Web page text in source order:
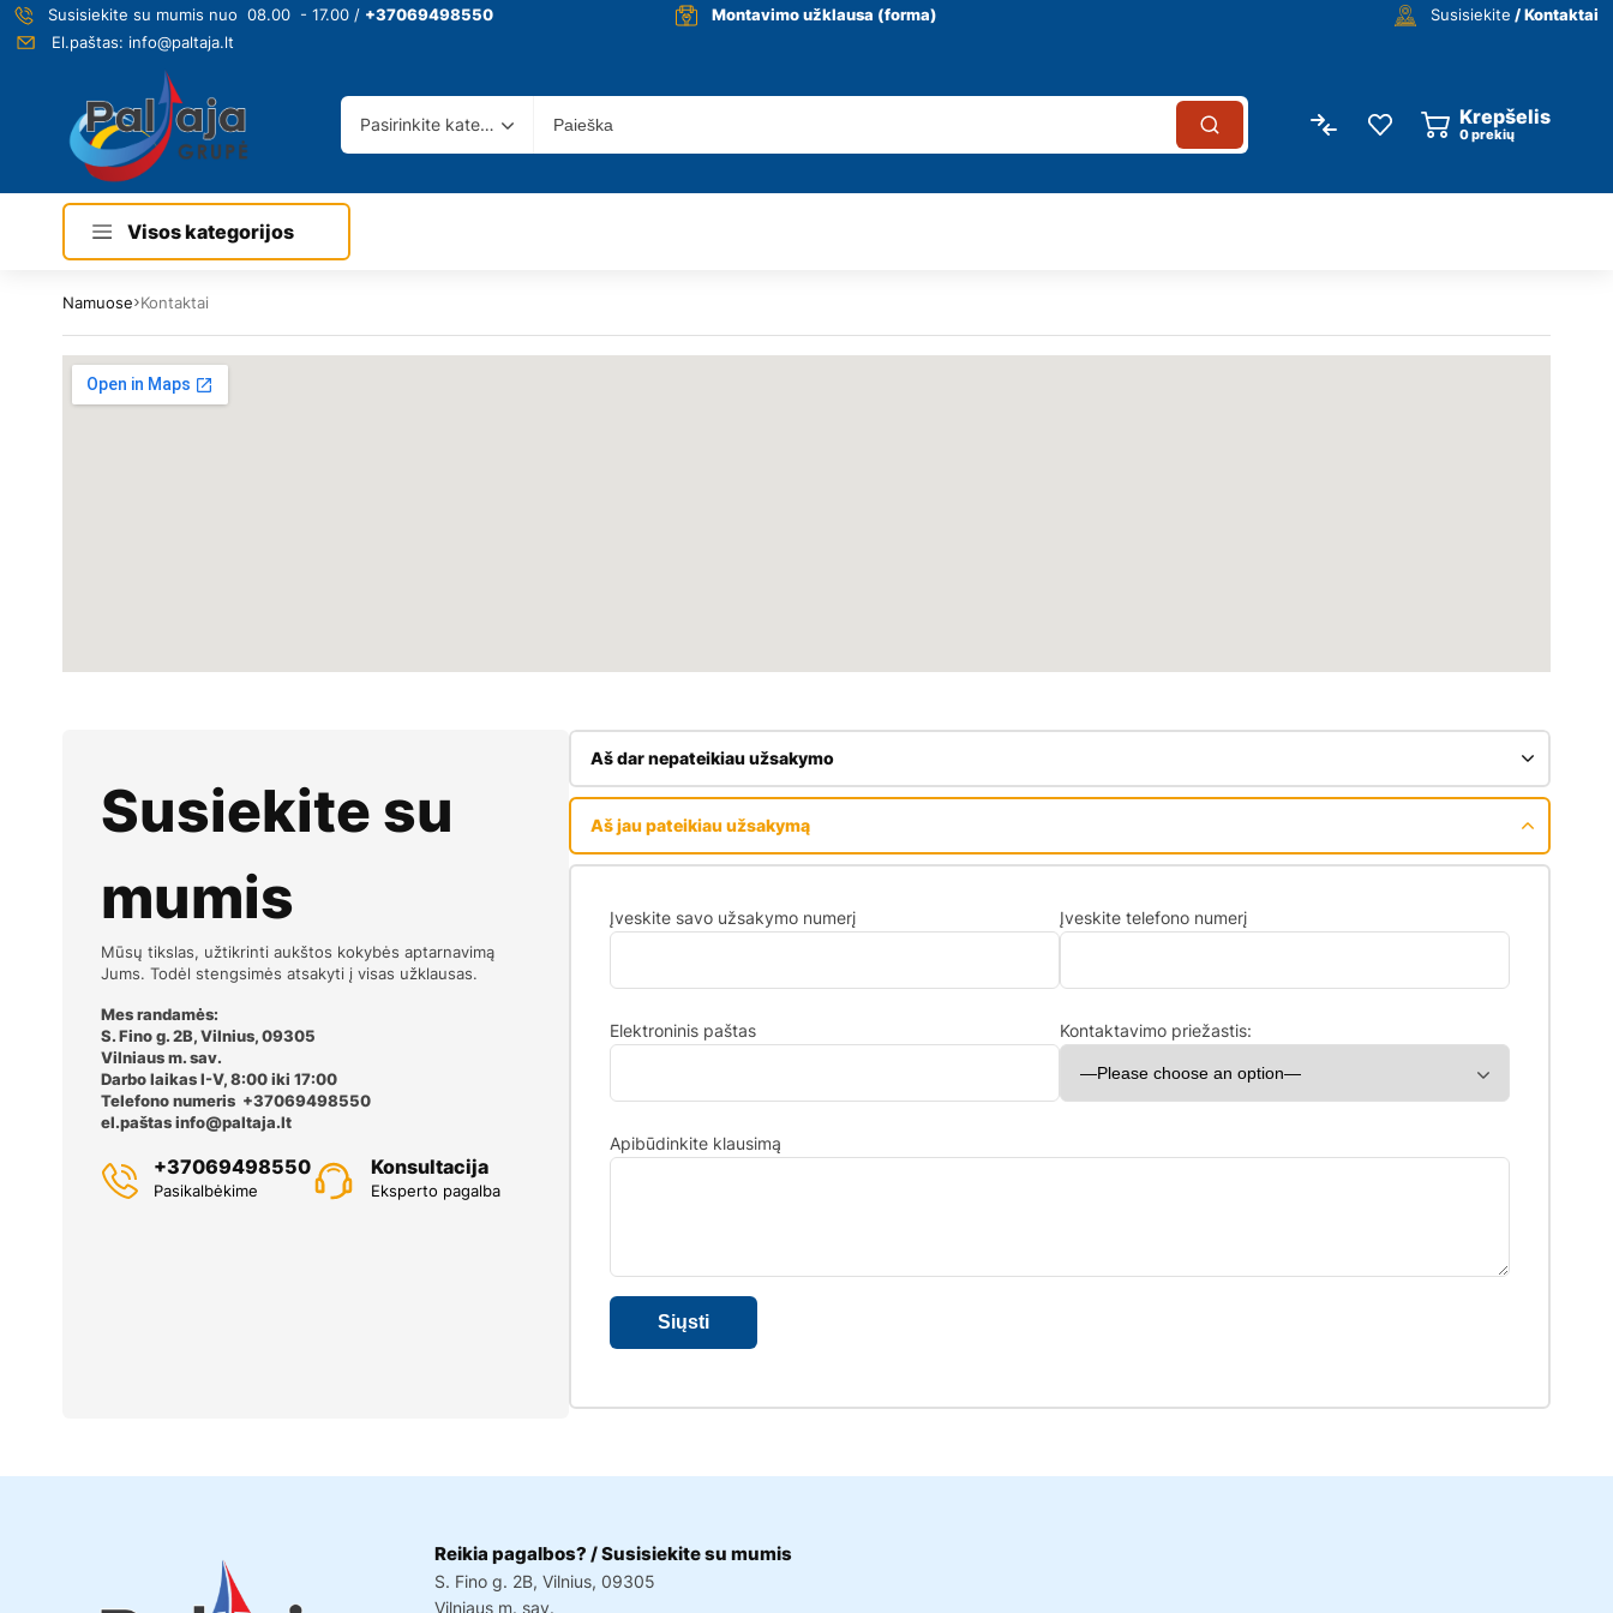
Susisiekite su mumis nuo 08.00 - 17.00 / +37069498550 Montavimo užklausa (forma) Susisiekite / Kontaktai
El.paštas: info@paltaja.lt
Pasirinkite kategoriją Krepšelis
0prekių
Visos kategorijos
Namuose Kontaktai
Susiekite su
mumis
Mūsų tikslas, užtikrinti aukštos kokybės aptarnavimą
Jums. Todėl stengsimės atsakyti į visas užklausas.
Mes randamės:
S. Fino g. 2B, Vilnius, 09305
Vilniaus m. sav.
Darbo laikas I-V, 8:00 iki 17:00
Telefono numeris +37069498550
el.paštasinfo@paltaja.lt
+37069498550
Pasikalbėkime
Konsultacija
Eksperto pagalba
Aš dar nepateikiau užsakymo
Įveskite savo vardą
Įveskite savo telefono numerį Pasirinkite priežastį:
Jeigu yra kita priežastis - galite įvesti
Įveskite užklausą
Aš jau pateikiau užsakymą
Įveskite savo užsakymo numerį Įveskite telefono numerį
Elektroninis paštas Kontaktavimo priežastis:
Apibūdinkite klausimą
Reikia pagalbos? / Susisiekite su mumis
S. Fino g. 2B, Vilnius, 09305
Vilniaus m. sav.